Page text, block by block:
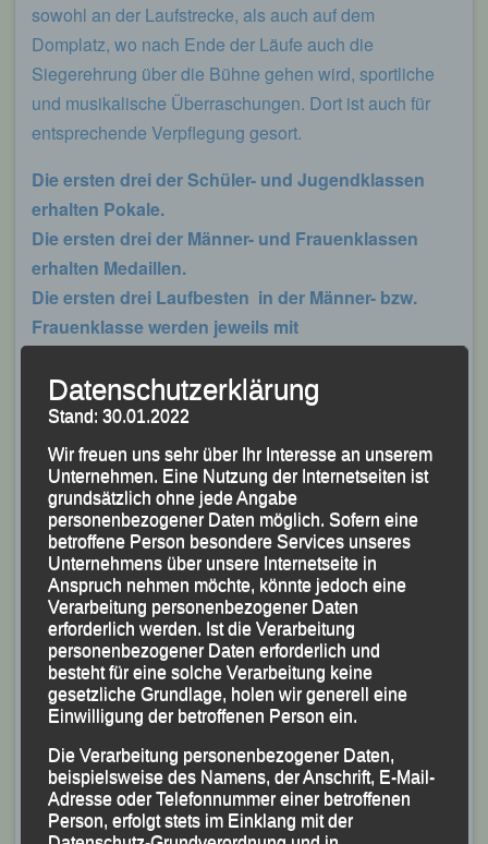
sowohl an der Laufstrecke, als auch auf dem
Domplatz, wo nach Ende der Läufe auch die
Siegerehrung über die Bühne gehen wird, sportliche
und musikalische Überraschungen. Dort ist auch für
entsprechende Verpflegung gesort.
Die ersten drei der Schüler- und Jugendklassen
erhalten Pokale.
Die ersten drei der Männer- und Frauenklassen
erhalten Medaillen.
Die ersten drei Laufbesten in der Männer- bzw.
Frauenklasse werden jeweils mit
Zusätzliche Ehrenpreise gibt es für den besten
DJK-Läufer bzw. die beste DJK-Läuferin.
Wie die Jahre zuvor hat der DJK-Verband wieder
eineSchulwertungins Programm mit aufgenommen;
auch gibt es heuer eine separateFirmenwertung.
Analog des letzten Jahres verzichtet der
ausrichtende DJK-Diözesanverband Passau auch
heuer auf das bisherige Geschenk für die
Läuferinnen und Läufer und wird pro Läufer/in €
2,00 für regionale, soziale Projekte spenden. In
diesem Jahr geht die Spende an den im September
2014 gegründeten Passauer Helferverein „mia fi
di“.
Unter der Internet-Anschriftwww.domlauf-
Datenschutzerklärung
Stand: 30.01.2022
Wir freuen uns sehr über Ihr Interesse an unserem
Unternehmen. Eine Nutzung der Internetseiten ist
grundsätzlich ohne jede Angabe
personenbezogener Daten möglich. Sofern eine
betroffene Person besondere Services unseres
Unternehmens über unsere Internetseite in
Anspruch nehmen möchte, könnte jedoch eine
Verarbeitung personenbezogener Daten
erforderlich werden. Ist die Verarbeitung
personenbezogener Daten erforderlich und
besteht für eine solche Verarbeitung keine
gesetzliche Grundlage, holen wir generell eine
Einwilligung der betroffenen Person ein.
Die Verarbeitung personenbezogener Daten,
beispielsweise des Namens, der Anschrift, E-Mail-
Adresse oder Telefonnummer einer betroffenen
Person, erfolgt stets im Einklang mit der